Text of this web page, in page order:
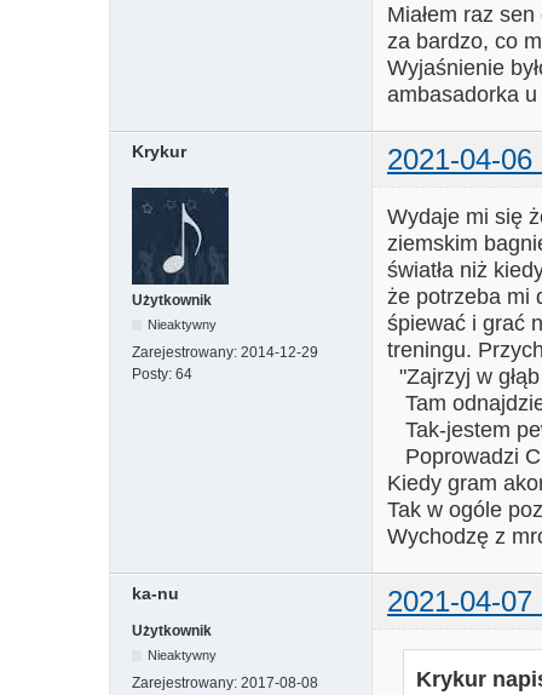
Miałem raz
za bardzo, co
Wyjaśnienie
ambasadorka
Krykur 2021-04-06
Użytkownik
Nieaktywny
Zarejestrowany: 2014-12-29
Posty: 64
Wydaje mi się
ziemskim
światła niż
że potrzeba mi
śpiewać i grać
treningu.
"Zajrzyj w
Tam
Tak-jestem
Poprowadzi
Kiedy gram
Tak w ogóle
Wychodzę z
ka-nu 2021-04-07
Użytkownik
Nieaktywny
Zarejestrowany: 2017-08-08
Krykur